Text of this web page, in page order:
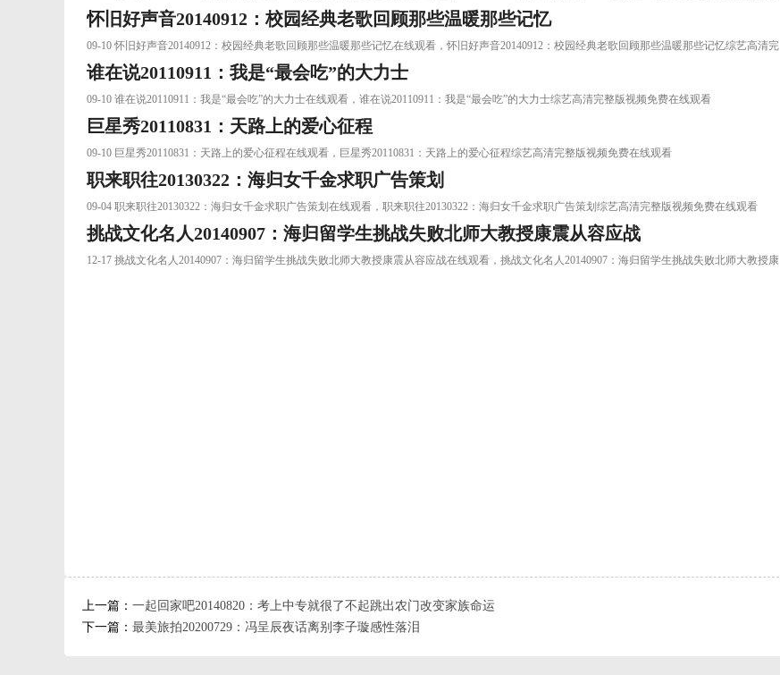
免费在线观看
怀旧好声音20140912：校园经典老歌回顾那些温暖那些记忆
09-10 怀旧好声音20140912：校园经典老歌回顾那些温暖那些记忆在线观看，怀旧好声音20140912：校园经典老歌回顾那些温暖那些记忆综艺高清完
整版视频免费在线观看
谁在说20110911：我是“最会吃”的大力士
09-10 谁在说20110911：我是“最会吃”的大力士在线观看，谁在说20110911：我是“最会吃”的大力士综艺高清完整版视频免费在线观看
巨星秀20110831：天路上的爱心征程
09-10 巨星秀20110831：天路上的爱心征程在线观看，巨星秀20110831：天路上的爱心征程综艺高清完整版视频免费在线观看
职来职往20130322：海归女千金求职广告策划
09-04 职来职往20130322：海归女千金求职广告策划在线观看，职来职往20130322：海归女千金求职广告策划综艺高清完整版视频免费在线观看
挑战文化名人20140907：海归留学生挑战失败北师大教授康震从容应战
12-17 挑战文化名人20140907：海归留学生挑战失败北师大教授康震从容应战在线观看，挑战文化名人20140907：海归留学生挑战失败北师大教授康
上一篇： 一起回家吧20140820：考上中专就很了不起跳出农门改变家族命运
下一篇： 最美旅拍20200729：冯呈辰夜话离别李子璇感性落泪